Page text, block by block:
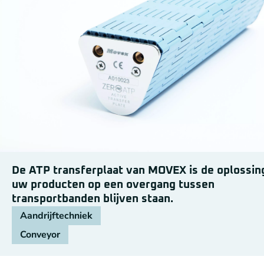
De ATP transferplaat van MOVEX is de
uw producten op een overgang tussen
transportbanden blijven staan.
Aandrijftechniek
Conveyor